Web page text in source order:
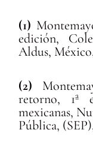
(1)
edición,
Aldus,
(2)
retorno, 1ª
mexicanas,
Pública,